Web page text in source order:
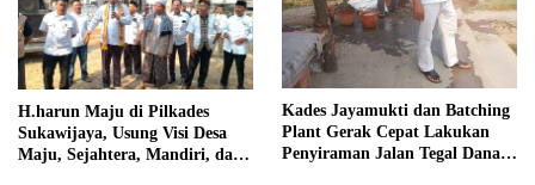
H.harun Maju di Pilkades
Sukawijaya, Usung Visi Desa
Maju, Sejahtera, Mandiri, dan
Kades Jayamukti dan Batching
Plant Gerak Cepat Lakukan
Penyiraman Jalan Tegal Danas